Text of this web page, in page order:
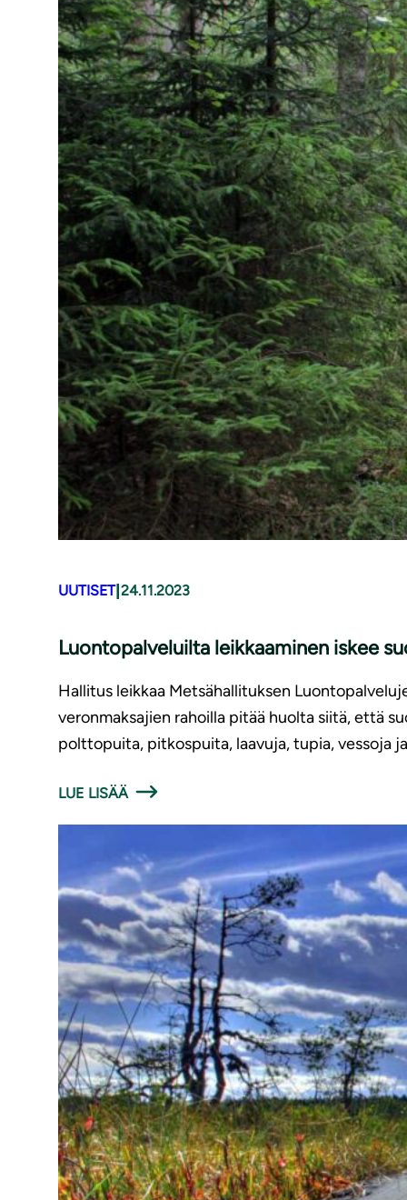
UUTISET|24.11.2023
Luon­to­pal­ve­luil­ta leikkaaminen iskee
Hallitus leikkaa Metsähallituksen
veronmaksajien rahoilla pitää huolta siitä, että
polttopuita, pitkospuita, laavuja, tupia, vessoja
LUE LISÄÄ